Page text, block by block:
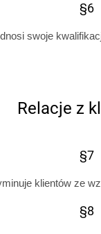
§6
swoje
Relacje z
§7
klientów ze
§8